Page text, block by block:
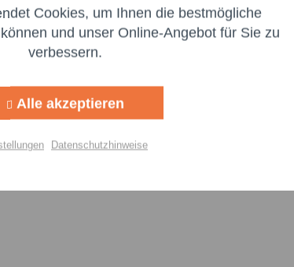
Aktiv
Cookies, um Ihnen die bestmögliche
und unser Online-Angebot für Sie zu
verbessern.
Alle akzeptieren
Datenschutzhinweise